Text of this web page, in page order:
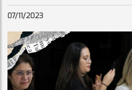
07/11/2023